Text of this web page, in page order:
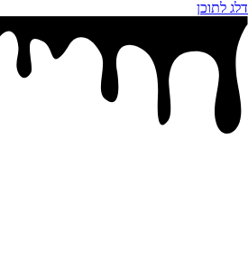
דלג לתוכן